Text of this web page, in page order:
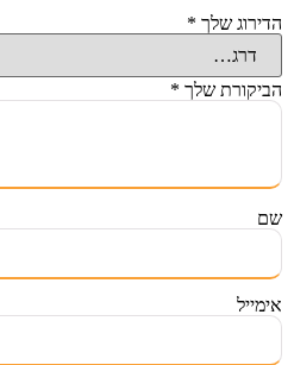
הדירוג שלך *
הביקורת שלך *
שם
אימייל